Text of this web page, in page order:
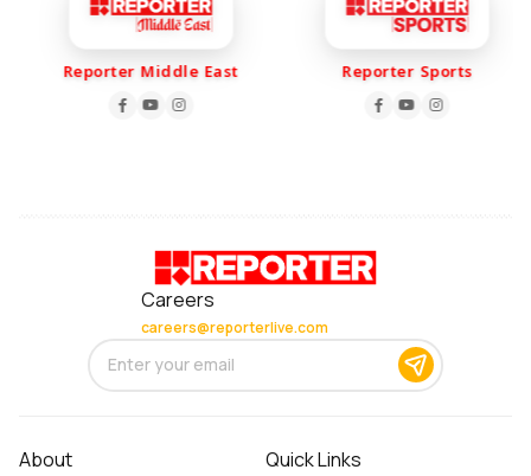
Reporter Middle East Reporter Sports
Careers
careers@reporterlive.com
About Quick Links